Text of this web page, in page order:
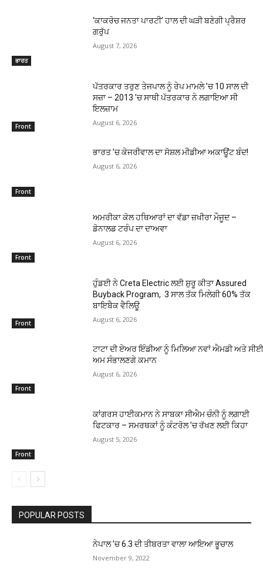
ਭਾਰਤ
‘ਕਾਕਰੋਚ ਜਨਤਾ ਪਾਰਟੀ’ ਹਾਲ ਦੀ ਘੜੀ ਬਣੇਗੀ ਪ੍ਰੈਸ਼ਰ
ਗਰੁੱਪ
August 7, 2026
Front
ਪੱਤਰਕਾਰ ਤਰੁਣ ਤੇਜਪਾਲ ਨੂੰ ਰੇਪ ਮਾਮਲੇ ’ਚ 10 ਸਾਲ ਦੀ
ਸਜ਼ਾ – 2013 ’ਚ ਸਾਥੀ ਪੱਤਰਕਾਰ ਨੇ ਲਗਾਇਆ ਸੀ
ਇਲਜ਼ਾਮ
August 6, 2026
Front
ਭਾਰਤ ’ਚ ਕੇਜਰੀਵਾਲ ਦਾ ਸੋਸ਼ਲ ਮੀਡੀਆ ਅਕਾਊਂਟ ਬੰਦ!
August 6, 2026
Front
ਅਮਰੀਕਾ ਕੋਲ ਹਥਿਆਰਾਂ ਦਾ ਵੱਡਾ ਜ਼ਖੀਰਾ ਮੌਜੂਦ –
ਡੋਨਾਲਡ ਟਰੰਪ ਦਾ ਦਾਅਵਾ
August 6, 2026
Front
ਹੁੰਡਈ ਨੇ Creta Electric ਲਈ ਸ਼ੁਰੂ ਕੀਤਾ Assured
Buyback Program, 3 ਸਾਲ ਤੱਕ ਮਿਲੇਗੀ 60% ਤੱਕ
ਬਾਇਬੈਕ ਵੈਲਿਊ
August 6, 2026
Front
ਟਾਟਾ ਦੀ ਏਅਰ ਇੰਡੀਆ ਨੂੰ ਮਿਲਿਆ ਨਵਾਂ ਐਮਡੀ ਅਤੇ
ਅਮ ਸੰਭਾਲਣਗੇ ਕਮਾਨ
August 6, 2026
Front
ਕਾਂਗਰਸ ਹਾਈਕਮਾਨ ਨੇ ਸਾਬਕਾ ਸੀਐਮ ਚੰਨੀ ਨੂੰ ਲਗਾਈ
ਫਿਟਕਾਰ – ਸਮਰਥਕਾਂ ਨੂੰ ਕੰਟਰੋਲ ’ਚ ਰੱਖਣ ਲਈ ਕਿਹਾ
August 5, 2026
POPULAR POSTS
ਨੇਪਾਲ ’ਚ 6.3 ਦੀ ਤੀਬਰਤਾ ਵਾਲਾ ਆਇਆ ਭੂਚਾਲ
November 9, 2022